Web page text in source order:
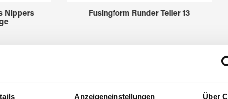
Anzeigeneinstellungen Über
Nippers
Fusingform Runder Teller 13